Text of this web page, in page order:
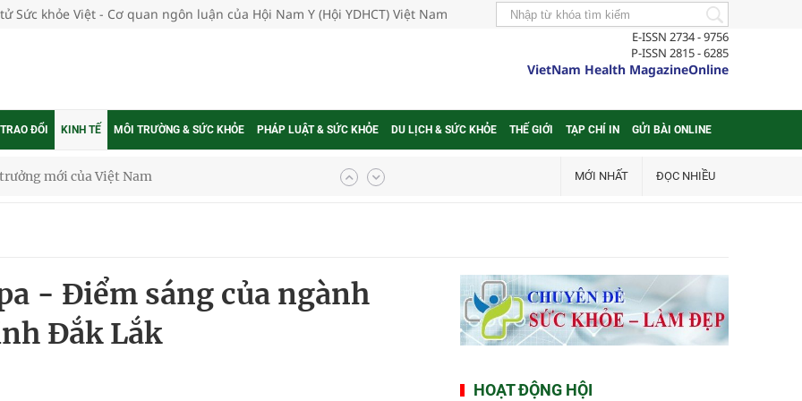
Sức khỏe Việt - Cơ quan ngôn luận của Hội Nam Y (Hội YDHCT) Việt Nam
E-ISSN 2734 - 9756
P-ISSN 2815 - 6285
VietNam Health MagazineOnline
ĐỔI KINH TẾ MÔI TRƯỜNG & SỨC KHỎE PHÁP LUẬT & SỨC KHỎE DU LỊCH & SỨC KHỎE THẾ GIỚI TẠP CHÍ IN GỬI BÀI ONLINE
hai cấp trong quản lý hoạt động nha khoa,
bảo hiểm y tế nếu không đăng ký khám theo yêu
MỚI NHẤT ĐỌC NHIỀU
- Điểm sáng của ngành
Đắk Lắk
HOẠT ĐỘNG HỘI